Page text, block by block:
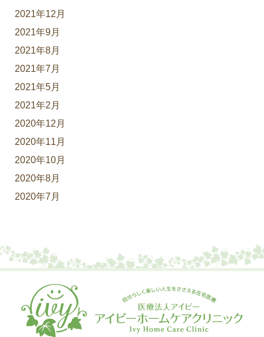
2021年12月
2021年9月
2021年8月
2021年7月
2021年5月
2021年2月
2020年12月
2020年11月
2020年10月
2020年8月
2020年7月